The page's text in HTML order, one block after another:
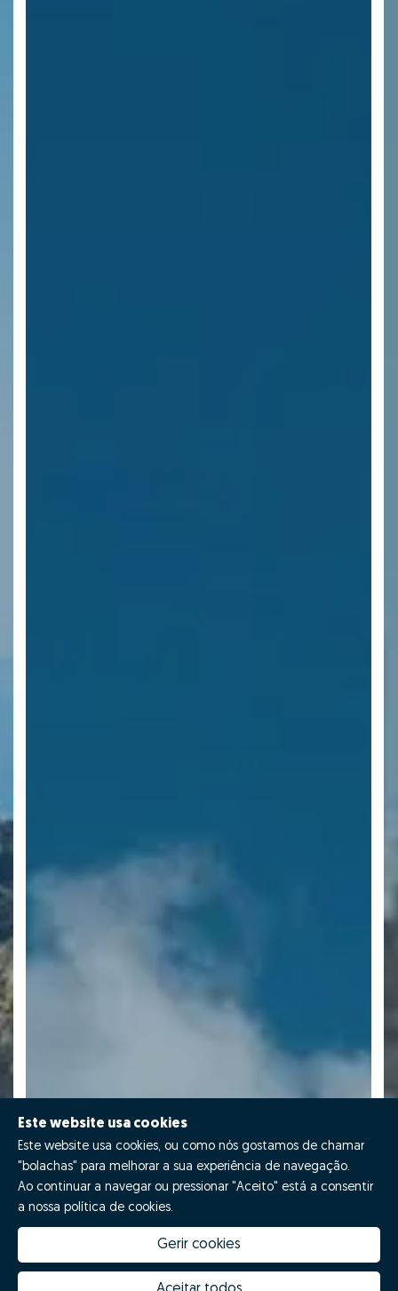
Este website usa cookies
Este website usa cookies, ou como nós gostamos de chamar
"bolachas" para melhorar a sua experiência de navegação.
Ao continuar a navegar ou pressionar "Aceito" está a consentir
a nossa política de cookies.
Gerir cookies